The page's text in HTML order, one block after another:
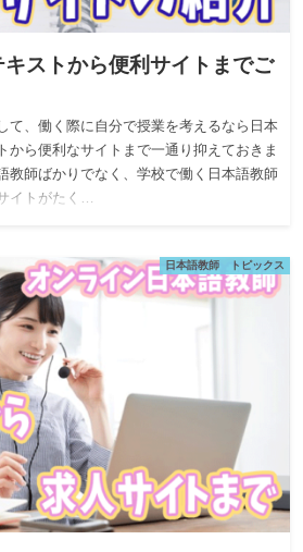
キストから便利サイトまでご
て、働く際に自分で授業を考えるなら日本
から便利なサイトまで一通り抑えておきま
教師ばかりでなく、学校で働く日本語教師
イトがたく…
日本語教師 トピックス